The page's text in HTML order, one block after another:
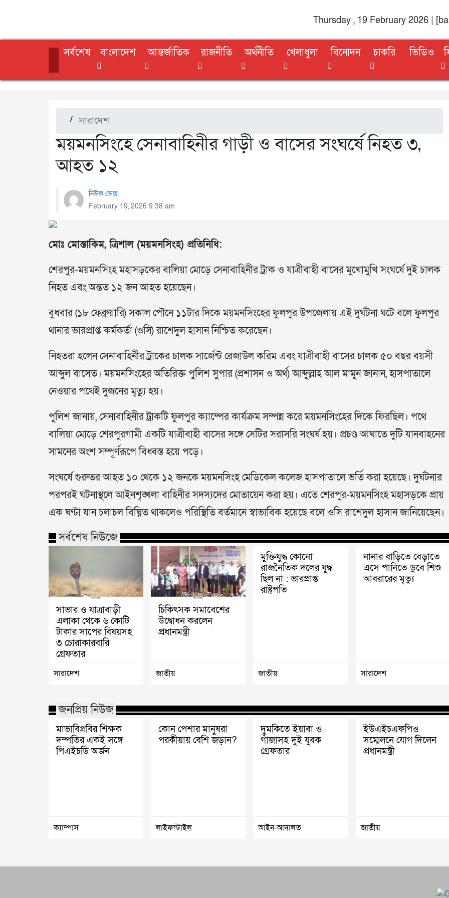
Thursday , 19 February 2026 |
সর্বশেষ বাংলাদেশ আন্তর্জাতিক রাজনীতি অর্থনীতি খেলাধুলা বিনোদন চাকরি ভিডিও
/সারাদেশ
ময়মনসিংহে সেনাবাহিনীর গাড়ী ও বাসের সংঘর্ষে নিহত ৩,
আহত ১২
নিউজ ডেক্স
February 19, 2026 9:38 am
মোঃ মোস্তাকিম, ত্রিশাল (ময়মনসিংহ) প্রতিনিধি:
শেরপুর-ময়মনসিংহ মহাসড়কের বালিয়া মোড়ে সেনাবাহিনীর ট্রাক ও যাত্রীবাহী বাসের মুখোমুখি সংঘর্ষে দুই চালক
নিহত এবং অন্তত ১২ জন আহত হয়েছেন।
বুধবার (১৮ ফেব্রুয়ারি) সকাল পৌনে ১১টার দিকে ময়মনসিংহের ফুলপুর উপজেলায় এই দুর্ঘটনা ঘটে বলে ফুলপুর
থানার ভারপ্রাপ্ত কর্মকর্তা (ওসি) রাশেদুল হাসান নিশ্চিত করেছেন।
নিহতরা হলেন সেনাবাহিনীর ট্রাকের চালক সার্জেন্ট রেজাউল করিম এবং যাত্রীবাহী বাসের চালক ৫০ বছর বয়সী
আব্দুল বাসেত। ময়মনসিংহের অতিরিক্ত পুলিশ সুপার (প্রশাসন ও অর্থ) আব্দুল্লাহ আল মামুন জানান, হাসপাতালে
নেওয়ার পথেই দুজনের মৃত্যু হয়।
পুলিশ জানায়, সেনাবাহিনীর ট্রাকটি ফুলপুর ক্যাম্পের কার্যক্রম সম্পন্ন করে ময়মনসিংহের দিকে ফিরছিল। পথে
বালিয়া মোড়ে শেরপুরগামী একটি যাত্রীবাহী বাসের সঙ্গে সেটির সরাসরি সংঘর্ষ হয়। প্রচণ্ড আঘাতে দুটি যানবাহনের
সামনের অংশ সম্পূর্ণরূপে বিধ্বস্ত হয়ে পড়ে।
সংঘর্ষে গুরুতর আহত ১০ থেকে ১২ জনকে ময়মনসিংহ মেডিকেল কলেজ হাসপাতালে ভর্তি করা হয়েছে। দুর্ঘটনার
পরপরই ঘটনাস্থলে আইনশৃঙ্খলা বাহিনীর সদস্যদের মোতায়েন করা হয়। এতে শেরপুর-ময়মনসিংহ মহাসড়কে প্রায়
এক ঘণ্টা যান চলাচল বিঘ্নিত থাকলেও পরিস্থিতি বর্তমানে স্বাভাবিক হয়েছে বলে ওসি রাশেদুল হাসান জানিয়েছেন।
সর্বশেষ নিউজে
সাভার ও যাত্রাবাড়ী
এলাকা থেকে ৬ কোটি
টাকার সাপের বিষয়সহ
৩ চোরাকারবারি
গ্রেফতার
সারাদেশ
চিকিৎসক সমাবেশের
উদ্বোধন করলেন
প্রধানমন্ত্রী
জাতীয়
মুক্তিযুদ্ধ কোনো
রাজনৈতিক দলের যুদ্ধ
ছিল না : ভারপ্রাপ্ত
রাষ্ট্রপতি
জাতীয়
নানার বাড়িতে বেড়াতে
এসে পানিতে ডুবে শিশু
আবরারের মৃত্যু
সারাদেশ
জনপ্রিয় নিউজ
মাভাবিপ্রবির শিক্ষক
দম্পতির একই সঙ্গে
পিএইচডি অর্জন
ক্যাম্পাস
কোন পেশার মানুষরা
পরকীয়ায় বেশি জড়ান?
লাইফস্টাইল
দুমকিতে ইয়াবা ও
গাঁজাসহ দুই যুবক
গ্রেফতার
আইন-আদালত
ইউএইচএফপিও
সম্মেলনে যোগ দিলেন
প্রধানমন্ত্রী
জাতীয়